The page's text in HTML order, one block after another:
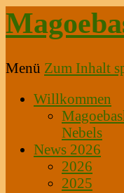
Menü Zum Inhalt
Willkommen
Nebels
News 2026
2026
2025